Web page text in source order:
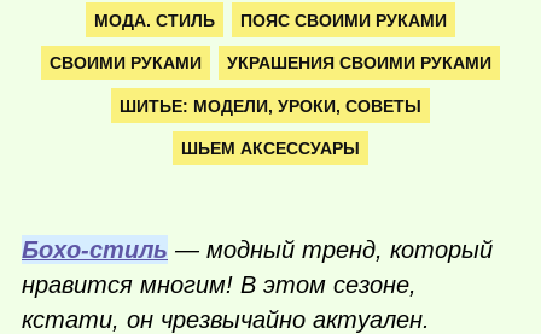
МОДА. СТИЛЬ ПОЯС СВОИМИ РУКАМИ
СВОИМИ РУКАМИ УКРАШЕНИЯ СВОИМИ РУКАМИ
ШИТЬЕ: МОДЕЛИ, УРОКИ, СОВЕТЫ
ШЬЕМ АКСЕССУАРЫ
Бохо-стиль — модный тренд, который
нравится многим! В этом сезоне,
кстати, он чрезвычайно актуален.